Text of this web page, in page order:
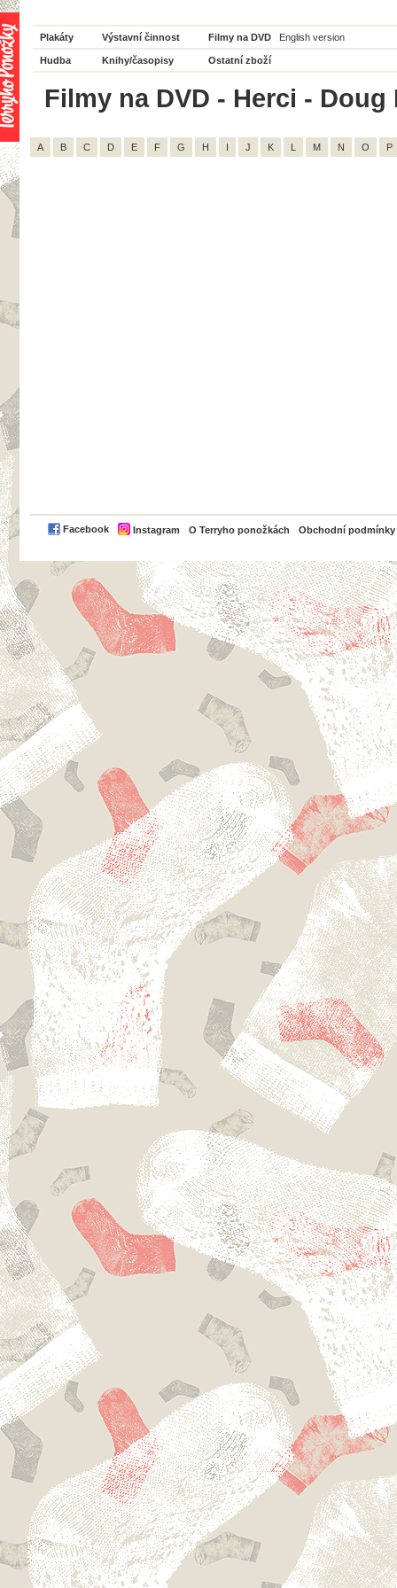
Plakáty Výstavní činnost Filmy na DVD English version
Hudba Knihy/časopisy Ostatní zboží
Filmy na DVD - Herci -
A B C D E F G H I J K L M N O P
Facebook Instagram O Terryho ponožkách Obchodní podmínky
PayPal